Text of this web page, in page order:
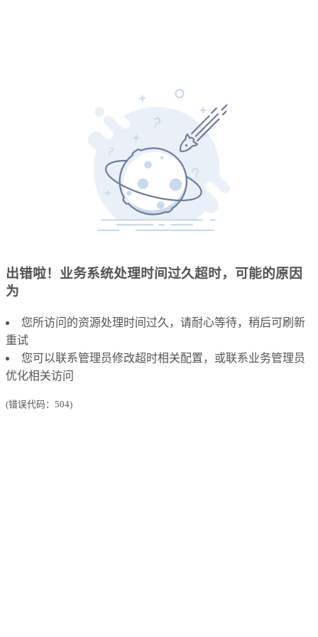
出错啦！业务系统处理时间过久超时，可能的原因
为
您所访问的资源处理时间过久，请耐心等待，稍后可刷新
重试
您可以联系管理员修改超时相关配置，或联系业务管理员
优化相关访问
(错误代码：504)